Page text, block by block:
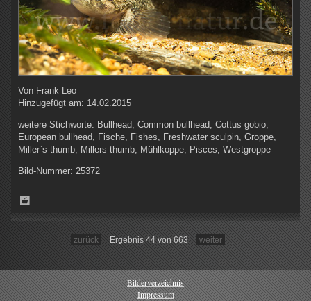
Von Frank Leo
Hinzugefügt am: 14.02.2015
weitere Stichworte: Bullhead, Common bullhead, Cottus gobio,
European bullhead, Fische, Fishes, Freshwater sculpin, Groppe,
Miller`s thumb, Millers thumb, Mühlkoppe, Pisces, Westgroppe
Bild-Nummer: 25372
zurück Ergebnis 44 von 663 weiter
Bilderverzeichnis
Impressum